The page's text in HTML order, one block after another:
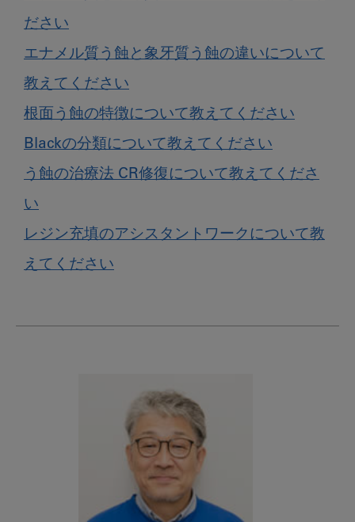
ださい
エナメル質う蝕と象牙質う蝕の違いについて
教えてください
根面う蝕の特徴について教えてください
Blackの分類について教えてください
う蝕の治療法 CR修復について教えてくださ
い
レジン充填のアシスタントワークについて教
えてください